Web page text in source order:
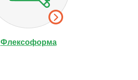
Флексоформа